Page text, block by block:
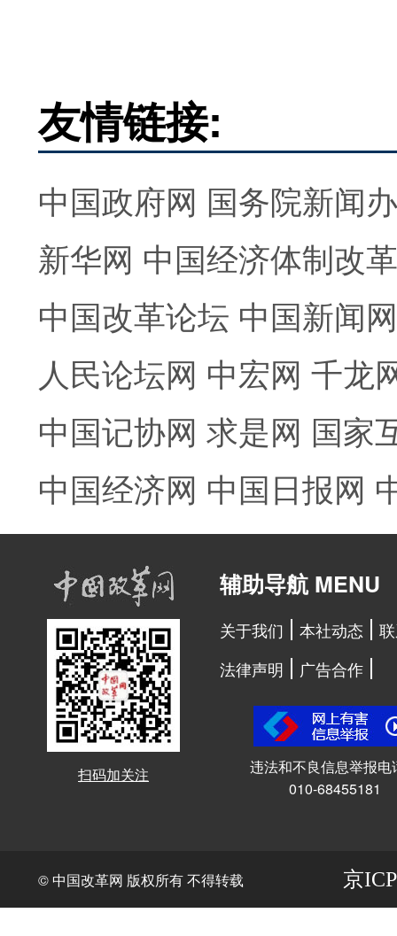
友情链接:
中国政府网 国务院新闻
新华网 中国经济体制改
中国改革论坛 中国新闻网
人民论坛网 中宏网 千龙
中国记协网 求是网 国家
中国经济网 中国日报网
扫码加关注
辅助导航 MENU
关于我们 本社动态
法律声明
广告合作
违法和不良信息举报电
010-68455181
© 中国改革网 版权所有 不得转载 京